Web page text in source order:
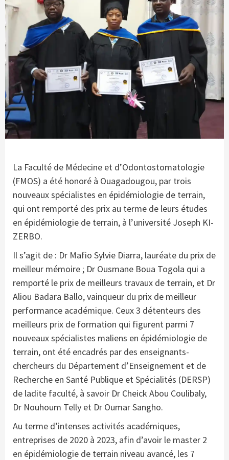
La Faculté de Médecine et d’Odontostomatologie
(FMOS) a été honoré à Ouagadougou, par trois
nouveaux spécialistes en épidémiologie de terrain,
qui ont remporté des prix au terme de leurs études
en épidémiologie de terrain, à l’université Joseph KI-
ZERBO.
Il s’agit de : Dr Mafio Sylvie Diarra, lauréate du prix de
meilleur mémoire ; Dr Ousmane Boua Togola qui a
remporté le prix de meilleurs travaux de terrain, et Dr
Aliou Badara Ballo, vainqueur du prix de meilleur
performance académique. Ceux 3 détenteurs des
meilleurs prix de formation qui figurent parmi 7
nouveaux spécialistes maliens en épidémiologie de
terrain, ont été encadrés par des enseignants-
chercheurs du Département d’Enseignement et de
Recherche en Santé Publique et Spécialités (DERSP)
de ladite faculté, à savoir Dr Cheick Abou Coulibaly,
Dr Nouhoum Telly et Dr Oumar Sangho.
Au terme d’intenses activités académiques,
entreprises de 2020 à 2023, afin d’avoir le master 2
en épidémiologie de terrain niveau avancé, les 7